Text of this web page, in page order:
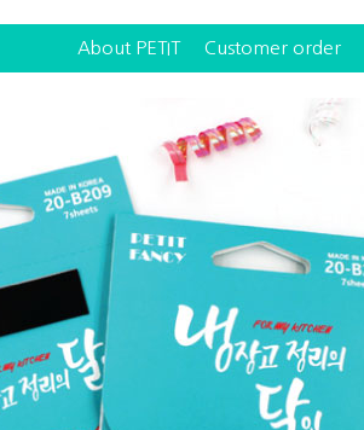
About PETIT Customer order